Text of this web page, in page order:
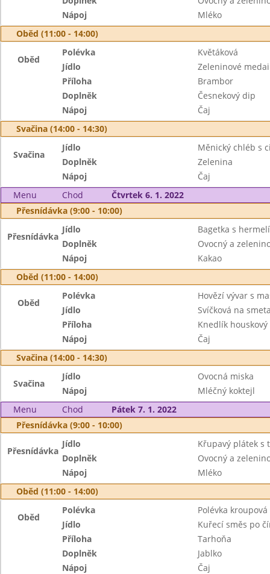
Nápoj
Mléko
Oběd (11:00 - 14:00)
Oběd
Polévka
Květáková
Jídlo
Zeleninové
Příloha
Brambor
Doplněk
Česnekový dip
Nápoj
Čaj
Svačina (14:00 - 14:30)
Svačina
Jídlo
Měnický chléb s
Doplněk
Zelenina
Nápoj
Čaj
Menu
Chod
Čtvrtek 6. 1. 2022
Přesnídávka (9:00 - 10:00)
Přesnídávka
Jídlo
Bagetka s
Doplněk
Ovocný a
Nápoj
Kakao
Oběd (11:00 - 14:00)
Oběd
Polévka
Hovězí vývar s
Jídlo
Svíčková na
Příloha
Knedlík houskový
Nápoj
Čaj
Svačina (14:00 - 14:30)
Svačina
Jídlo
Ovocná miska
Nápoj
Mléčný koktejl
Menu
Chod
Pátek 7. 1. 2022
Přesnídávka (9:00 - 10:00)
Přesnídávka
Jídlo
Křupavý plátek s
Doplněk
Ovocný a
Nápoj
Mléko
Oběd (11:00 - 14:00)
Oběd
Polévka
Polévka kroupová
Jídlo
Kuřecí směs po
Příloha
Tarhoňa
Doplněk
Jablko
Nápoj
Čaj